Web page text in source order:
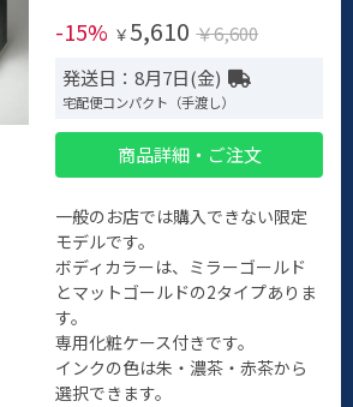
-15% ￥ 5,610 ￥6,600
発送日：8月7日(金)
宅配便コンパクト（手渡し）
商品詳細・ご注文
一般のお店では購入できない限定
モデルです。
ボディカラーは、ミラーゴールド
とマットゴールドの2タイプありま
す。
専用化粧ケース付きです。
インクの色は朱・濃茶・赤茶から
選択できます。